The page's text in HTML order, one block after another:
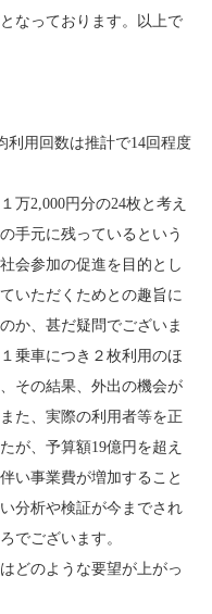
なっております。以上で
用回数は推計で14回程度
万2,000円分の24枚と考え
手元に残っているという
会参加の促進を目的とし
いただくためとの趣旨に
か、甚だ疑問でございま
乗車につき２枚利用のほ
その結果、外出の機会が
た、実際の利用者等を正
が、予算額19億円を超え
い事業費が増加すること
分析や検証が今までされ
でございます。
どのような要望が上がっ